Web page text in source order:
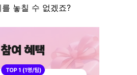
를 놓칠 수 없겠죠?